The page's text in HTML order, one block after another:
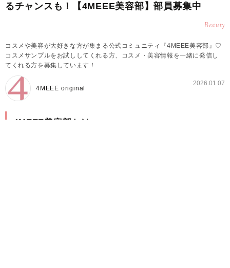
るチャンスも！【4MEEE美容部】部員募集中
Beauty
コスメや美容が大好きな方が集まる公式コミュニティ『4MEEE美容部』♡
コスメサンプルをお試ししてくれる方、コスメ・美容情報を一緒に発信し
てくれる方を募集しています！
4MEEE original
2026.01.07
4MEEE美容部とは